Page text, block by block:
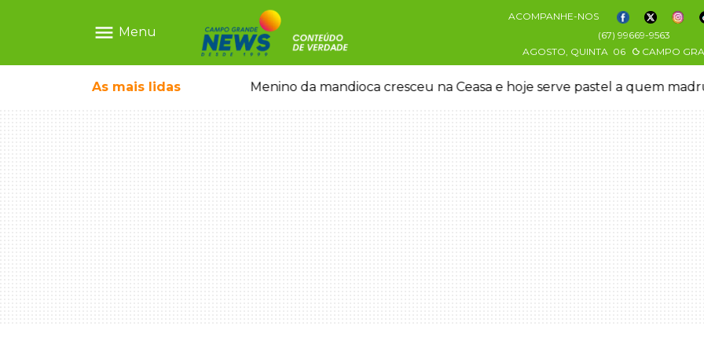
menu Menu
ACOMPANHE-NOS
(67) 99669-9563
AGOSTO, QUINTA 06 CAMPO
As mais lidas
show gratuito na Feira Central Menino da mandioca cresceu na Ceasa e hoje serve pastel a quem